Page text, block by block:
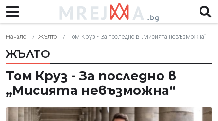
Начало Жълто Том Круз - За последно в „Мисията невъзможна“
ЖЪЛТО
Том Круз - За последно в
„Мисията невъзможна“